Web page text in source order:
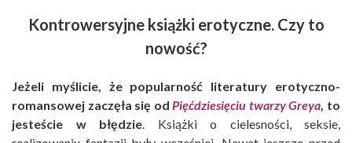
Kontrowersyjne książki erotyczne. Czy to
nowość?
Jeżeli myślicie, że popularność literatury erotyczno-
romansowej zaczęła się odPięćdziesięciu twarzy Greya, to
jesteście w błędzie. Książki o cielesności, seksie,